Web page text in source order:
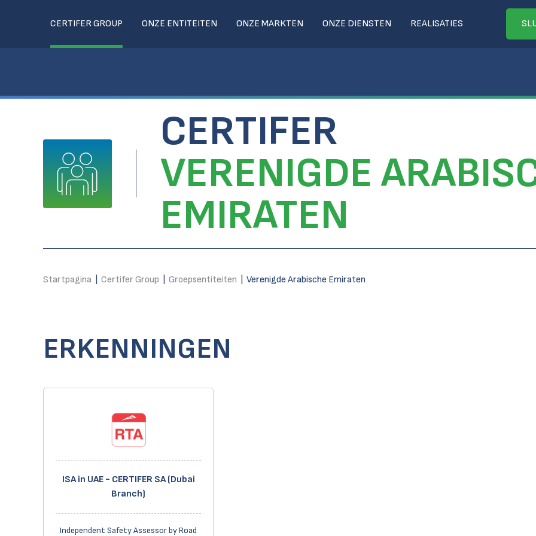
CERTIFER GROUP ONZE ENTITEITEN ONZE MARKTEN ONZE DIENSTEN REALISATIES
CERTIFER
VERENIGDE
EMIRATEN
Startpagina Certifer Group Groepsentiteiten Verenigde Arabische Emiraten
ERKENNINGEN
ISA in UAE - CERTIFER SA (Dubai
Branch)
Independent Safety Assessor by Road